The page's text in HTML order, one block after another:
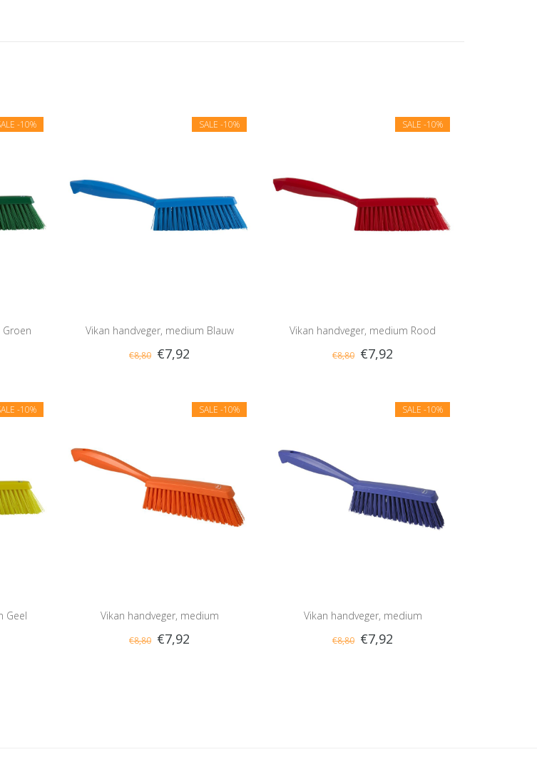
-10% SALE -10%
Vikan handveger, medium Blauw
€8,80 €7,92
SALE -10%
Vikan handveger, medium Rood
€8,80 €7,92
-10%
Geel
SALE -10%
Vikan handveger, medium
€8,80 €7,92
SALE -10%
Vikan handveger, medium
€8,80 €7,92